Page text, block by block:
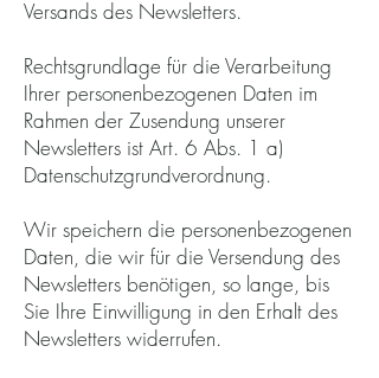
Versands des Newsletters.
Rechtsgrundlage für die Verarbeitung
Ihrer personenbezogenen Daten im
Rahmen der Zusendung unserer
Newsletters ist Art. 6 Abs. 1 a)
Datenschutzgrundverordnung.
Wir speichern die personenbezogenen
Daten, die wir für die Versendung des
Newsletters benötigen, so lange, bis
Sie Ihre Einwilligung in den Erhalt des
Newsletters widerrufen.